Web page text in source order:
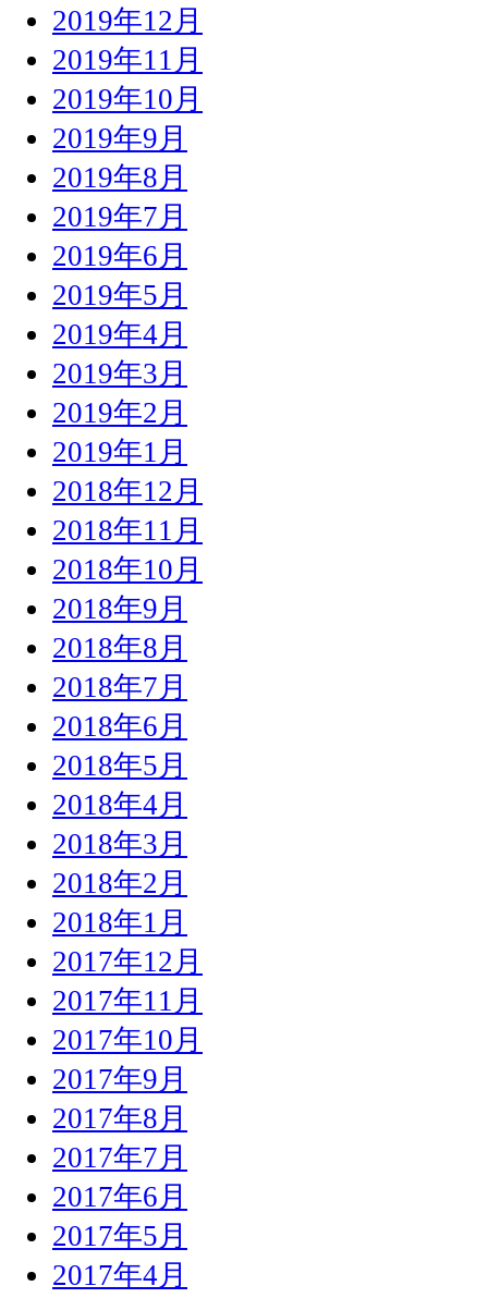
2019年12月
2019年11月
2019年10月
2019年9月
2019年8月
2019年7月
2019年6月
2019年5月
2019年4月
2019年3月
2019年2月
2019年1月
2018年12月
2018年11月
2018年10月
2018年9月
2018年8月
2018年7月
2018年6月
2018年5月
2018年4月
2018年3月
2018年2月
2018年1月
2017年12月
2017年11月
2017年10月
2017年9月
2017年8月
2017年7月
2017年6月
2017年5月
2017年4月